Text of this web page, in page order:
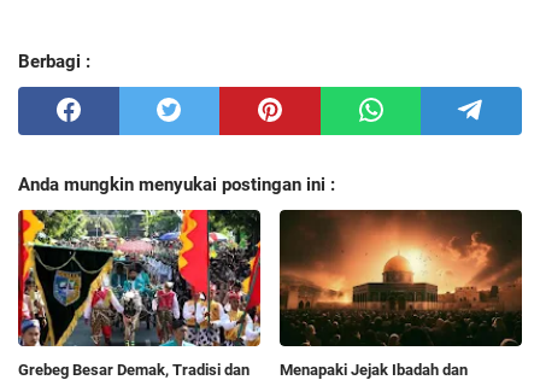
Berbagi :
Anda mungkin menyukai postingan ini :
Grebeg Besar Demak, Tradisi dan
Menapaki Jejak Ibadah dan